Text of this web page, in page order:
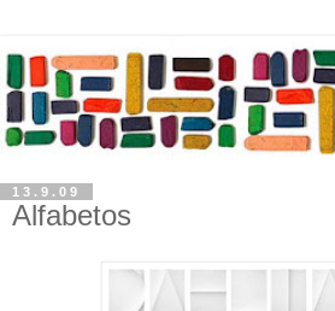
13.9.09
Alfabetos